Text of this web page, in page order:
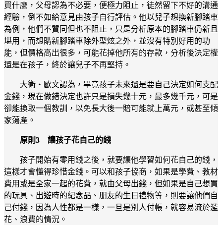
買什麼，父母認為不必要，便極力阻止，徒然留下不好的溝通
經驗，倒不如給意見由孩子自行評估。他以兒子想換新腳踏車
為例，他們不贊同但也不阻止，只是分析原本的腳踏車仍新且
堪用，而想購新腳踏車除外型炫之外，並沒有特別好用的功
能，但價格高出很多，可能花掉他所有的存款，分析後決定權
還是在孩子，終於讓兒子不再堅持。
大衛‧歐文認為，畢竟孩子未來還是要自己決定如何支配
金錢，現在做錯決定也許只是損失幾十元，最多幾千元，可是
卻能換取一個教訓，以免長大後一賠可能就上萬元，或甚至傾
家蕩產。
原則3 讓孩子花自己的錢
孩子開始有零用錢之後，就要讓他學習如何花自己的錢，
這樣才會懂得珍惜金錢。可以和孩子協商，如果是學費、教材
費用或是全家一起的花費，就由父母出錢，但如果是自己想買
的玩具、出遊時的紀念品、朋友的生日禮物等，則要讓他們自
己付錢，因為人性都是一樣，一旦是別人付帳，就容易流於濫
花、浪費的情況。